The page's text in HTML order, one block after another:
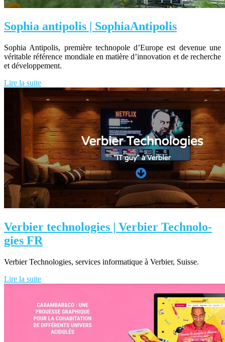
Sophia antipolis | SophiaAntipolis
Sophia Antipolis, première technopole d’Europe est devenue une
véritable référence mondiale en matière d’innovation et de recherche
et développement.
Lire la suite
Verbier technolo­gies | Verbier Technolo­
gies FR
Verbier Technologies, services informatique à Verbier, Suisse.
Lire la suite